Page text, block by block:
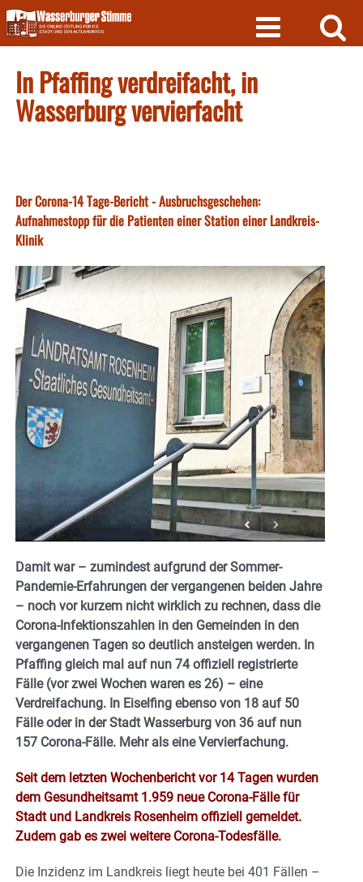
Skip
to
content
In Pfaffing verdreifacht, in
Wasserburg vervierfacht
Der Corona-14 Tage-Bericht - Ausbruchsgeschehen:
Aufnahmestopp für die Patienten einer Station einer Landkreis-
Klinik
Damit war – zumindest aufgrund der Sommer-
Pandemie-Erfahrungen der vergangenen beiden Jahre
– noch vor kurzem nicht wirklich zu rechnen, dass die
Corona-Infektionszahlen in den Gemeinden in den
vergangenen Tagen so deutlich ansteigen werden. In
Pfaffing gleich mal auf nun 74 offiziell registrierte
Fälle (vor zwei Wochen waren es 26) – eine
Verdreifachung. In Eiselfing ebenso von 18 auf 50
Fälle oder in der Stadt Wasserburg von 36 auf nun
157 Corona-Fälle. Mehr als eine Vervierfachung.
Seit dem letzten Wochenbericht vor 14 Tagen wurden
dem Gesundheitsamt 1.959 neue Corona-Fälle für
Stadt und Landkreis Rosenheim offiziell gemeldet.
Zudem gab es zwei weitere Corona-Todesfälle.
Die Inzidenz im Landkreis liegt heute bei 401 Fällen –